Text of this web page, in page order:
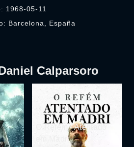
1968-05-11
Barcelona, España
Calparsoro
O Refém - Atentado
em Madri